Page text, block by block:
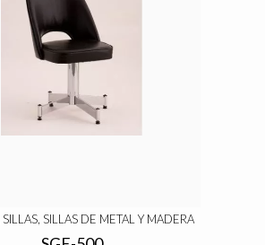
SILLAS DE METAL Y MADERA